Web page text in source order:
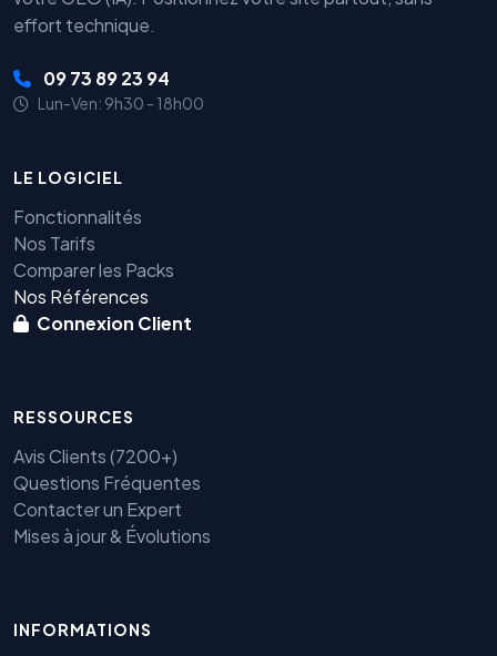
effort technique.
09 73 89 23 94
Lun-Ven: 9h30 - 18h00
LE LOGICIEL
Fonctionnalités
Nos Tarifs
Comparer les Packs
Nos Références
Connexion Client
RESSOURCES
Avis Clients (7200+)
Questions Fréquentes
Contacter un Expert
Mises à jour & Évolutions
INFORMATIONS